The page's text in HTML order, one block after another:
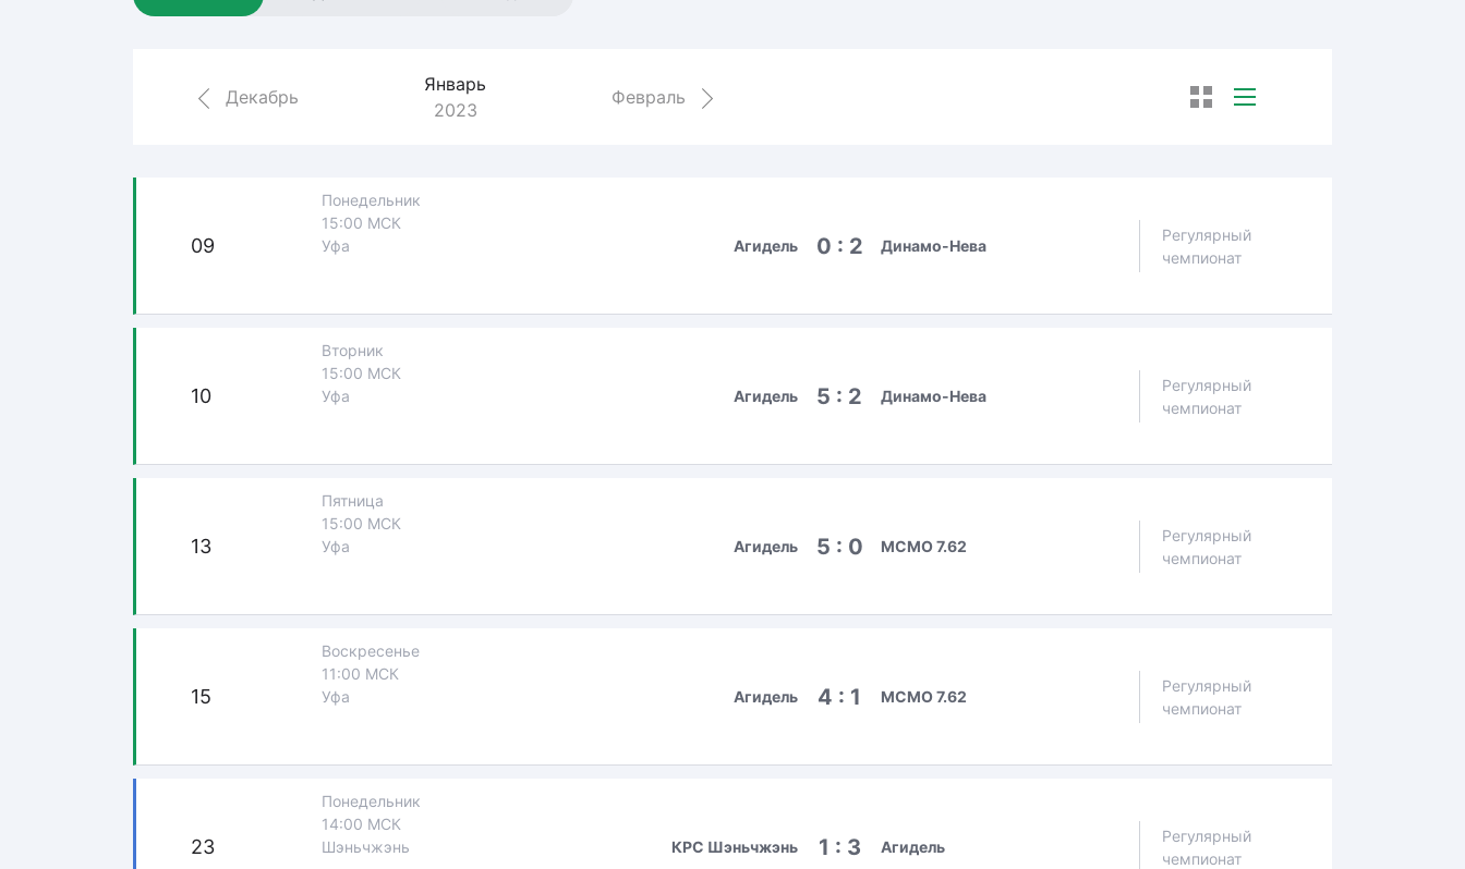
Декабрь
Январь
2023
Февраль
09
Понедельник
15:00 МСК
Уфа
Агидель 0 : 2 Динамо-Нева
Регулярный
чемпионат
10
Вторник
15:00 МСК
Уфа
Агидель 5 : 2 Динамо-Нева
Регулярный
чемпионат
13
Пятница
15:00 МСК
Уфа
Агидель 5 : 0 МСМО 7.62
Регулярный
чемпионат
15
Воскресенье
11:00 МСК
Уфа
Агидель 4 : 1 МСМО 7.62
Регулярный
чемпионат
23
Понедельник
14:00 МСК
Шэньчжэнь
КРС Шэньчжэнь 1 : 3 Агидель
Регулярный
чемпионат